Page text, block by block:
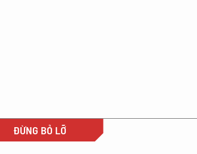
ĐỪNG BỎ LỠ